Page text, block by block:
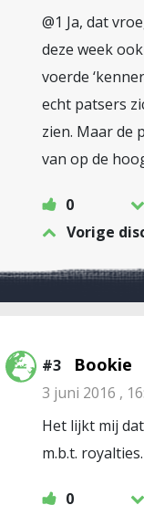
@1 Ja, dat
deze week
voerde
echt patsers
zien. Maar de
van op de
0
Vorige
#3 Bookie
3 juni 2016 ,
Het lijkt mij
m.b.t. royalties.
0